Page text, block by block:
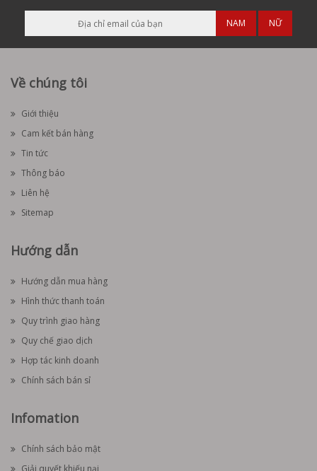
NAM NỮ
Về chúng tôi
Giới thiệu
Cam kết bán hàng
Tin tức
Thông báo
Liên hệ
Sitemap
Hướng dẫn
Hướng dẫn mua hàng
Hình thức thanh toán
Quy trình giao hàng
Quy chế giao dịch
Hợp tác kinh doanh
Chính sách bán sỉ
Infomation
Chính sách bảo mật
Giải quyết khiếu nại